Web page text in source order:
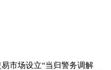
市场设立“当归警务调解